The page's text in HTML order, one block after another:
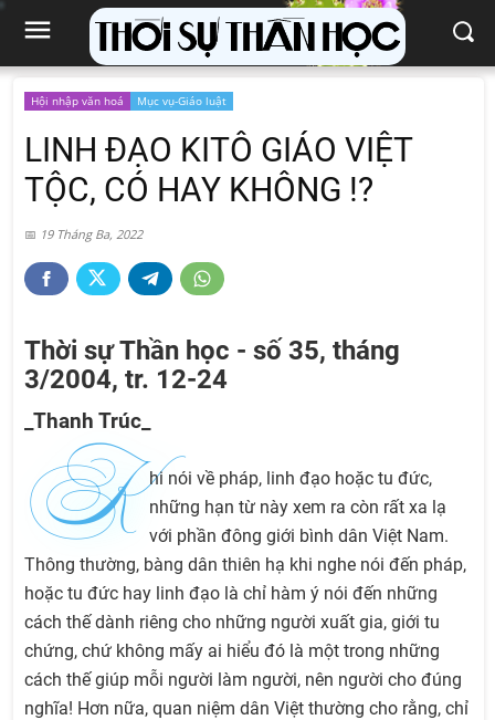
Hội nhập văn hoá Mục vụ-Giáo luật
LINH ĐẠO KITÔ GIÁO VIỆT
TỘC, CÓ HAY KHÔNG !?
19 Tháng Ba, 2022
Thời sự Thần học - số 35, tháng
3/2004, tr. 12-24
_Thanh Trúc_
K hi nói về pháp, linh đạo hoặc tu đức,
những hạn từ này xem ra còn rất xa lạ
với phần đông giới bình dân Việt Nam.
Thông thường, bàng dân thiên hạ khi nghe nói đến pháp,
hoặc tu đức hay linh đạo là chỉ hàm ý nói đến những
cách thế dành riêng cho những người xuất gia, giới tu
chứng, chứ không mấy ai hiểu đó là một trong những
cách thế giúp mỗi người làm người, nên người cho đúng
nghĩa! Hơn nữa, quan niệm dân Việt thường cho rằng, chỉ